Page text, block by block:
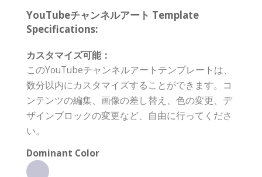
YouTubeチャンネルアート Template
Specifications:
カスタマイズ可能：
このYouTubeチャンネルアートテンプレートは、
数分以内にカスタマイズすることができます。コ
ンテンツの編集、画像の差し替え、色の変更、デ
ザインブロックの変更など、自由に行ってくださ
い。
Dominant Color